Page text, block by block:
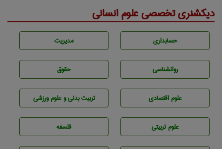
دیکشنری تخصصی علوم انسانی
حسابداری مديريت
روانشناسی حقوق
علوم اقتصادی تربيت بدنی و علوم ورزشی
علوم تربيتی فلسفه